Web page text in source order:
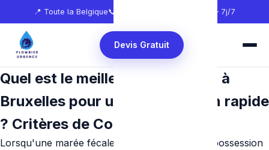
📍 Toute la Belgique📞 🕐 24h/24 — 7j/7
Devis Gratuit
Quel est le meilleur déboucheur à
Bruxelles pour une intervention rapide
? Critères de Confiance
Lorsqu'une marée fécale nauséabonde prend possession